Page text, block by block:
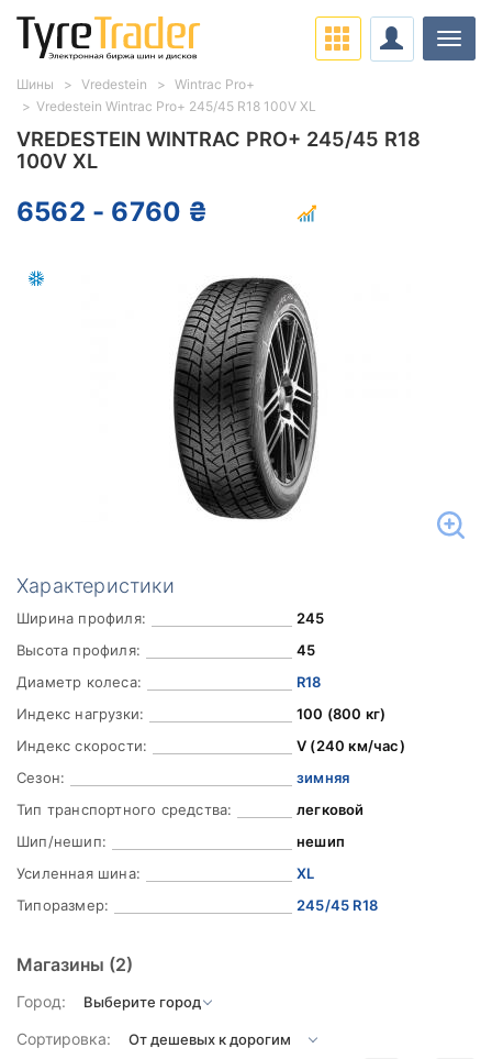
VREDESTEIN WINTRAC PRO+ 245/45 R18
100V XL
6562 - 6760 ₴
Характеристики
Ширина профиля:
245
Высота профиля:
45
Диаметр колеса:
R18
Индекс нагрузки:
100 (800 кг)
Индекс скорости:
V (240 км/час)
Сезон:
зимняя
Тип транспортного средства:
легковой
Шип/нешип:
нешип
Усиленная шина:
XL
Типоразмер:
245/45 R18
Магазины (2)
Город:
Сортировка:
Шины Vredestein
Wintrac Pro+
Vredestein Wintrac Pro+ 245/45 R18 100V XL